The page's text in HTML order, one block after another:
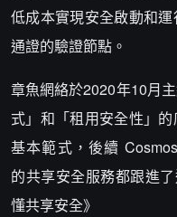
低成本實現安全啟動和
通證的驗證節點。
章魚網絡於2020年10月
式」和「租用安全性」
基本範式，後續
的共享安全服務都跟進
懂共享安全》